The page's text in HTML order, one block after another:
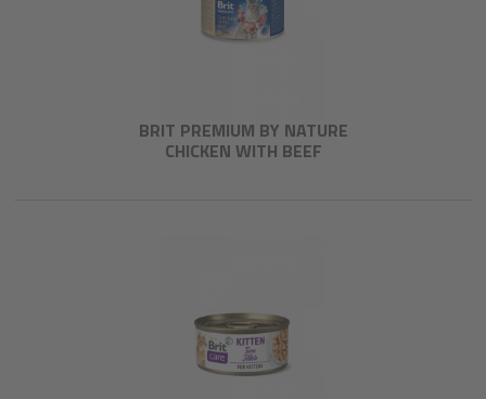
BRIT PREMIUM BY NATURE
CHICKEN WITH BEEF